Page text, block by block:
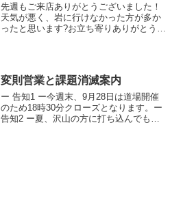
先週もご来店ありがとうございました！
天気が悪く、岩に行けなかった方が多か
ったと思います?お立ち寄りありがとうご
待ちしています♪Bea...
変則営業と課題消滅案内
ー 告知1 ー今週末、9月28日は道場開催
のため18時30分クローズとなります。ー
告知2 ー夏、沢山の方に打ち込んでもら